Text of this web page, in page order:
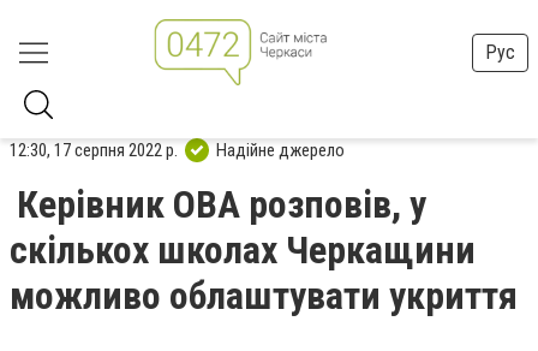
Рус
12:30, 17 серпня 2022 р. Надійне джерело
Керівник ОВА розповів, у
скількох школах Черкащини
можливо облаштувати укриття